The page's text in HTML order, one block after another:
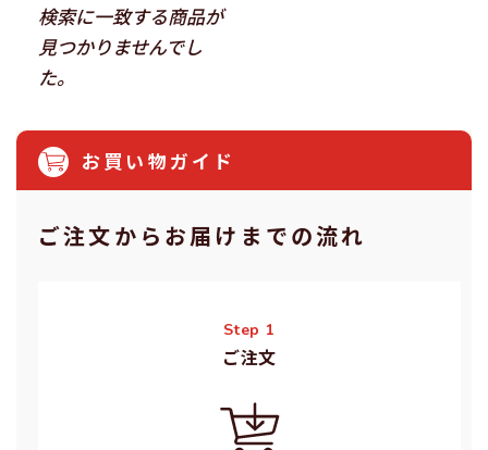
検索に一致する商品が
見つかりませんでし
た。
お買い物ガイド
ご注⽂からお届けまでの流れ
Step 1
ご注⽂